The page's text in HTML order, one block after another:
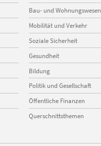
Bau- und Wohnungswesen
Mobilität und Verkehr
Soziale Sicherheit
Gesundheit
Bildung
Politik und Gesellschaft
Öffentliche Finanzen
Querschnittsthemen